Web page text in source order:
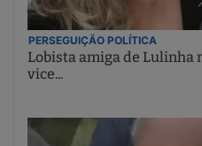
PERSEGUIÇÃO POLÍTICA
Lobista amiga de Lulinha
vice...